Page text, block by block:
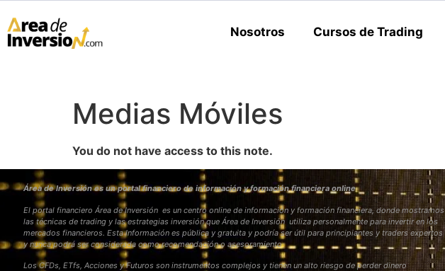
Nosotros Cursos de Trading
Medias Móviles
You do not have access to this note.
Área de Inversión es un portal financiero de información y formación financiera online
El portal financiero Área de Inversión es un centro online de información y formación financiera, donde mostramos
las técnicas de trading y las estrategias inversión que Área de Inversión utiliza personalmente para invertir en los
mercados financieros. Esta Información es pública y gratuita y podría ser útil para principiantes y traders expertos
y nunca podrá ser considerada como recomendación o asesoramiento
Los CFDs, ETfs, Acciones y Futuros son instrumentos complejos y tienen un alto riesgo de perder dinero